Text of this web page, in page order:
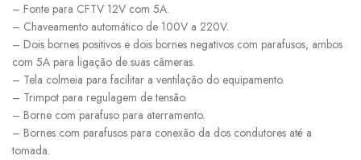
– Fonte para CFTV 12V com 5A.
– Chaveamento automático de 100V a 220V.
– Dois bornes positivos e dois bornes negativos com parafusos, ambos
com 5A para ligação de suas câmeras.
– Tela colmeia para facilitar a ventilação do equipamento.
– Trimpot para regulagem de tensão.
– Borne com parafuso para aterramento.
– Bornes com parafusos para conexão da dos condutores até a
tomada.